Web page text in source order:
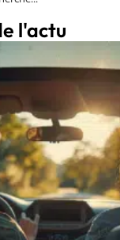
l'actu